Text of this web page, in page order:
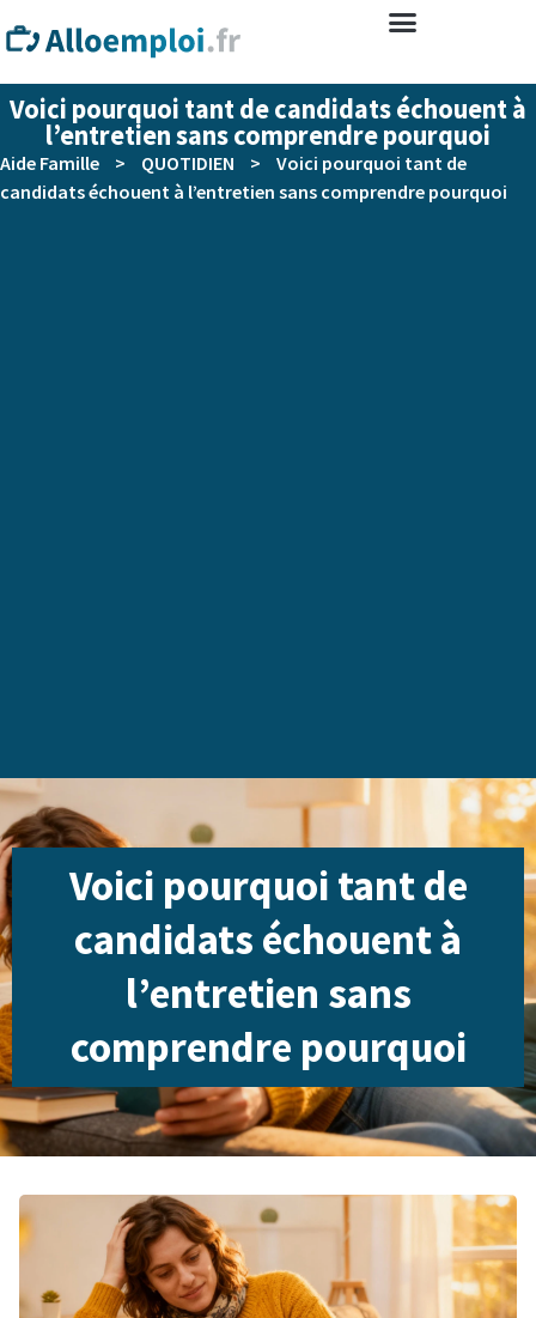
Voici pourquoi tant de candidats échouent à
l’entretien sans comprendre pourquoi
Aide Famille > QUOTIDIEN >
Voici pourquoi tant de
candidats échouent à l’entretien sans comprendre pourquoi
Voici pourquoi tant de
candidats échouent à
l’entretien sans
comprendre pourquoi